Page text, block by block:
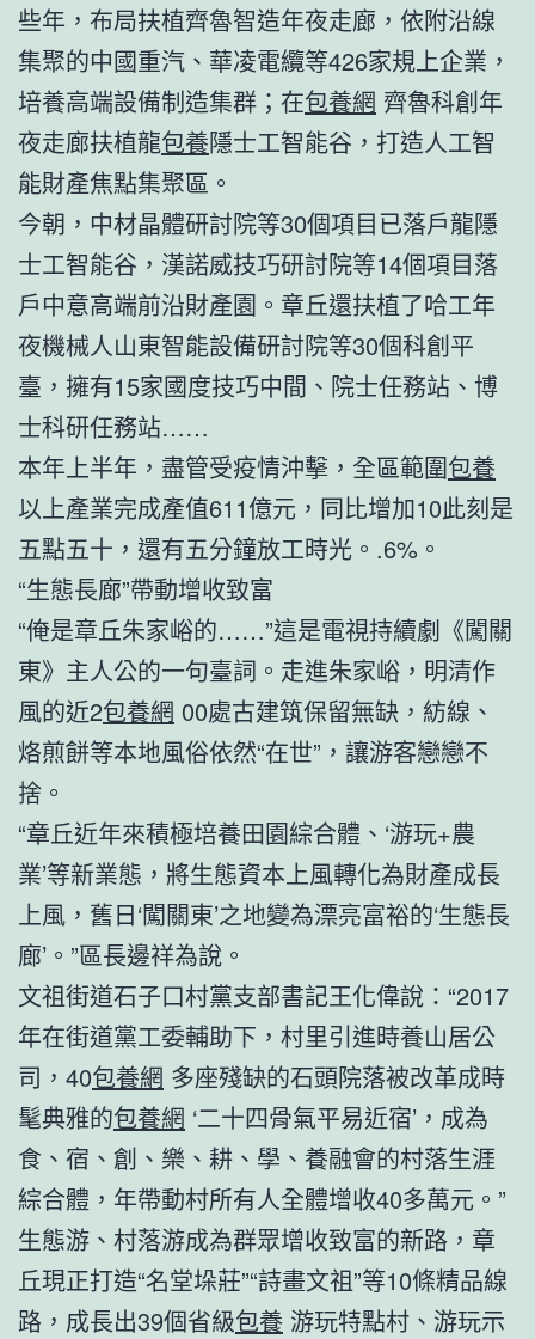
些年，布局扶植齊魯智造年夜走廊，依附沿線
集聚的中國重汽、華凌電纜等426家規上企業，
培養高端設備制造集群；在包養網 齊魯科創年
夜走廊扶植龍包養隱士工智能谷，打造人工智
能財產焦點集聚區。
今朝，中材晶體研討院等30個項目已落戶龍隱
士工智能谷，漢諾威技巧研討院等14個項目落
戶中意高端前沿財產園。章丘還扶植了哈工年
夜機械人山東智能設備研討院等30個科創平
臺，擁有15家國度技巧中間、院士任務站、博
士科研任務站……
本年上半年，盡管受疫情沖擊，全區範圍包養
以上產業完成產值611億元，同比增加10此刻是
五點五十，還有五分鐘放工時光。.6%。
“生態長廊”帶動增收致富
“俺是章丘朱家峪的……”這是電視持續劇《闖關
東》主人公的一句臺詞。走進朱家峪，明清作
風的近2包養網 00處古建筑保留無缺，紡線、
烙煎餅等本地風俗依然“在世”，讓游客戀戀不
捨。
“章丘近年來積極培養田園綜合體、‘游玩+農
業’等新業態，將生態資本上風轉化為財產成長
上風，舊日‘闖關東’之地變為漂亮富裕的‘生態長
廊’。”區長邊祥為說。
文祖街道石子口村黨支部書記王化偉說：“2017
年在街道黨工委輔助下，村里引進時養山居公
司，40包養網 多座殘缺的石頭院落被改革成時
髦典雅的包養網 ‘二十四骨氣平易近宿’，成為
食、宿、創、樂、耕、學、養融會的村落生涯
綜合體，年帶動村所有人全體增收40多萬元。”
生態游、村落游成為群眾增收致富的新路，章
丘現正打造“名堂垛莊”“詩畫文祖”等10條精品線
路，成長出39個省級包養 游玩特點村、游玩示